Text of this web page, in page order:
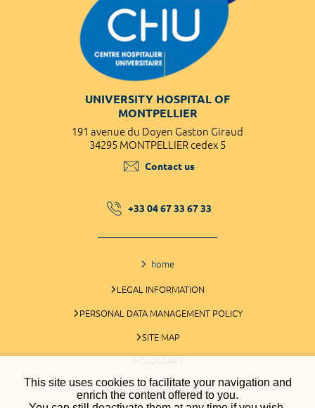
This site uses cookies to facilitate your navigation and
enrich the content offered to you.
UNIVERSITY HOSPITAL OF
MONTPELLIER
191 avenue du Doyen Gaston Giraud
34295 MONTPELLIER cedex 5
Contact us
+33 04 67 33 67 33
home
LEGAL INFORMATION
PERSONAL DATA MANAGEMENT POLICY
SITE MAP
GLOSSARY
COOKIES MANAGEMENT